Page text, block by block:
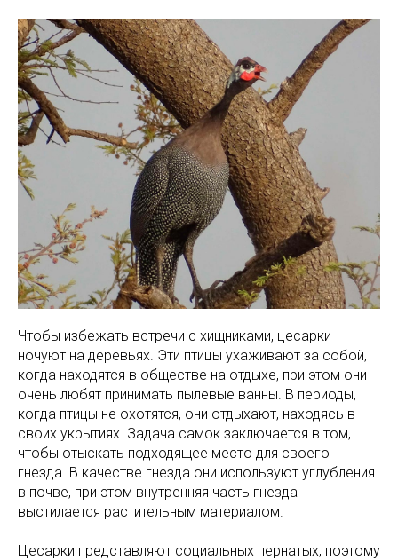
Чтобы избежать встречи с хищниками, цесарки
ночуют на деревьях. Эти птицы ухаживают за собой,
когда находятся в обществе на отдыхе, при этом они
очень любят принимать пылевые ванны. В периоды,
когда птицы не охотятся, они отдыхают, находясь в
своих укрытиях. Задача самок заключается в том,
чтобы отыскать подходящее место для своего
гнезда. В качестве гнезда они используют углубления
в почве, при этом внутренняя часть гнезда
выстилается растительным материалом.
Цесарки представляют социальных пернатых, поэтому